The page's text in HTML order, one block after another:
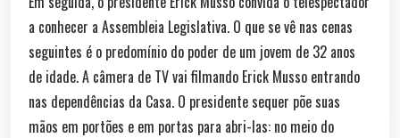
a conhecer a Assembleia Legislativa. O que se vê nas cenas
seguintes é o predomínio do poder de um jovem de 32 anos
de idade. A câmera de TV vai filmando Erick Musso entrando
nas dependências da Casa. O presidente sequer põe suas
mãos em portões e em portas para abri-las: no meio do